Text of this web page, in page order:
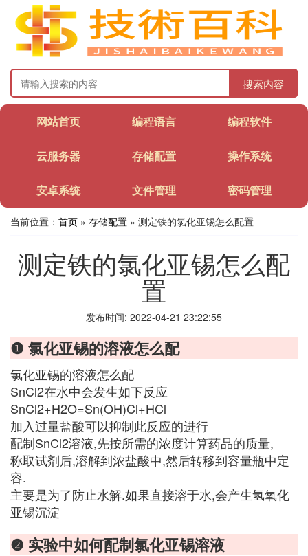
搜索内容
网站首页 编程语言 编程软件
云服务器 存储配置 操作系统
安卓系统 文件管理 密码管理
当前位置： 首页 » 存储配置 » 测定铁的氯化亚锡怎么配置
测定铁的氯化亚锡怎么配
置
发布时间: 2022-04-21 23:22:55
❶ 氯化亚锡的溶液怎么配
氯化亚锡的溶液怎么配
SnCl2在水中会发生如下反应
SnCl2+H2O=Sn(OH)Cl+HCl
加入过量盐酸可以抑制此反应的进行
配制SnCl2溶液,先按所需的浓度计算药品的质量,
称取试剂后,溶解到浓盐酸中,然后转移到容量瓶中定
容.
主要是为了防止水解.如果直接溶于水,会产生氢氧化
亚锡沉淀
❷ 实验中如何配制氯化亚锡溶液